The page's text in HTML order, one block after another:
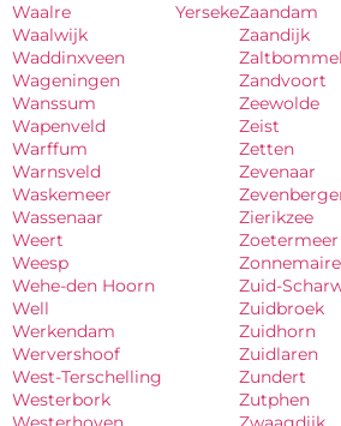
Waalre
Waalwijk
Waddinxveen
Wageningen
Wanssum
Wapenveld
Warffum
Warnsveld
Waskemeer
Wassenaar
Weert
Weesp
Wehe-den Hoorn
Well
Werkendam
Wervershoof
West-Terschelling
Westerbork
YersekeZaandam
Zaandijk
Zaltbommel
Zandvoort
Zeewolde
Zeist
Zetten
Zevenaar
Zierikzee
Zoetermeer
Zonnemaire
Zuid-
Zuidbroek
Zuidhorn
Zuidlaren
Zundert
Zutphen